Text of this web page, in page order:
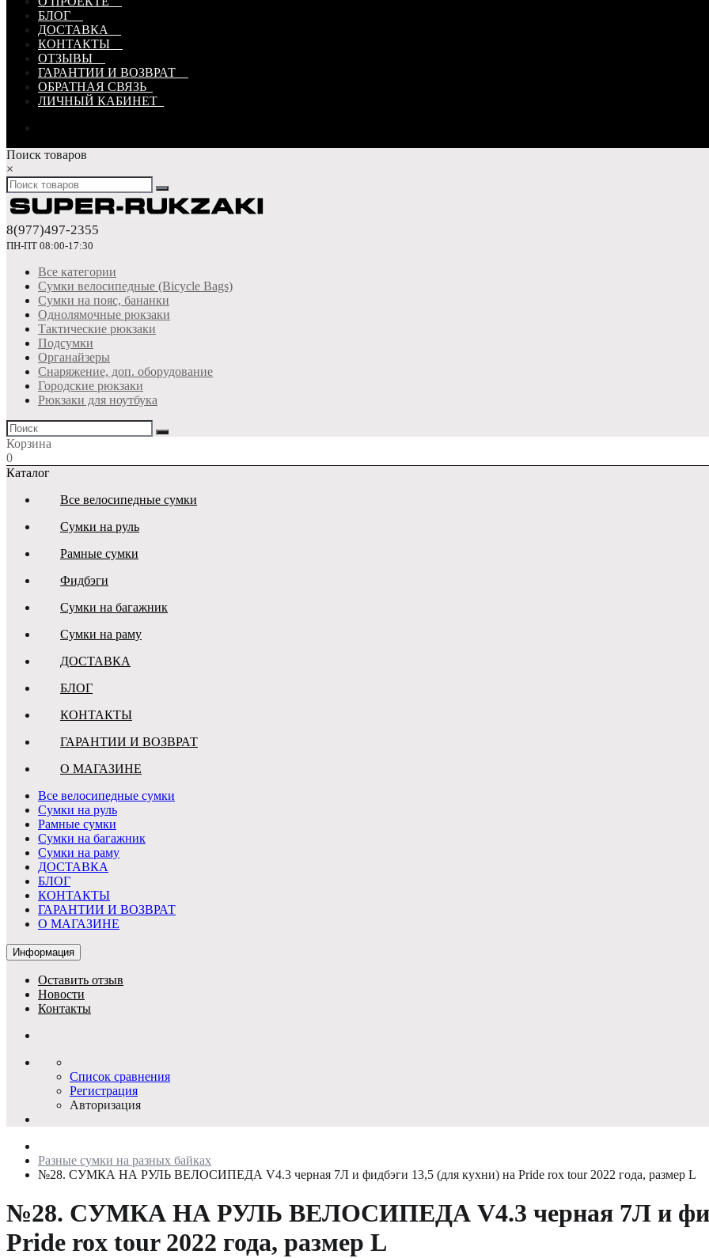
БЛОГ
ДОСТАВКА
КОНТАКТЫ
ОТЗЫВЫ
ГАРАНТИИ И ВОЗВРАТ
ОБРАТНАЯ СВЯЗЬ
ЛИЧНЫЙ КАБИНЕТ
Поиск товаров
×
8(977)497-2355
ПН-ПТ 08:00-17:30
Все категории
Сумки велосипедные (Bicycle Bags)
Сумки на пояс, бананки
Однолямочные рюкзаки
Тактические рюкзаки
Подсумки
Органайзеры
Снаряжение, доп. оборудование
Городские рюкзаки
Рюкзаки для ноутбука
Корзина
0
Каталог
Все велосипедные сумки
Сумки на руль
Рамные сумки
Фидбэги
Сумки на багажник
Сумки на раму
ДОСТАВКА
БЛОГ
КОНТАКТЫ
ГАРАНТИИ И ВОЗВРАТ
О МАГАЗИНЕ
Все велосипедные сумки
Сумки на руль
Рамные сумки
Сумки на багажник
Сумки на раму
ДОСТАВКА
БЛОГ
КОНТАКТЫ
ГАРАНТИИ И ВОЗВРАТ
О МАГАЗИНЕ
Информация
Оставить отзыв
Новости
Контакты
Список сравнения
Регистрация
Авторизация
Разные сумки на разных байках
№28. СУМКА НА РУЛЬ ВЕЛОСИПЕДА V4.3 черная 7Л и фидбэги 13,5 (для кухни) на Pride rox tour 2022 года, размер L
№28. СУМКА НА РУЛЬ ВЕЛОСИПЕДА V4.3 черная 7Л и
Pride rox tour 2022 года, размер L